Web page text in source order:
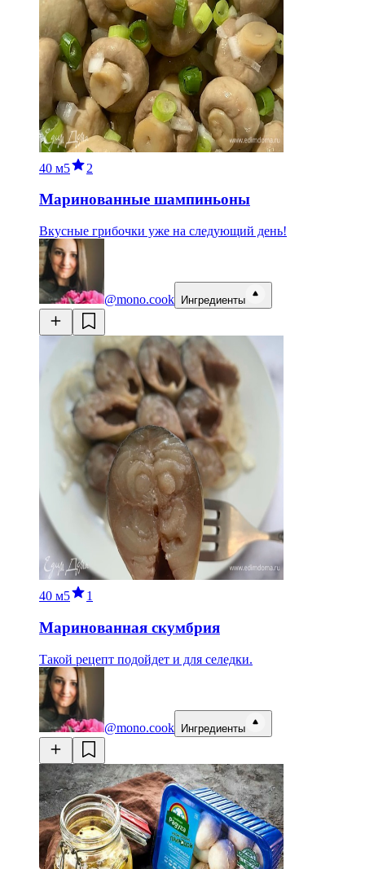
40 м5 2
Маринованные шампиньоны
Вкусные грибочки уже на следующий день!
@mono.cook Ингредиенты
40 м5 1
Маринованная скумбрия
Такой рецепт подойдет и для селедки.
@mono.cook Ингредиенты